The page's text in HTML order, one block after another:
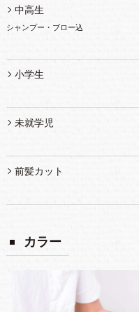
中高生
シャンプー・ブロー込
小学生
未就学児
前髪カット
カラー